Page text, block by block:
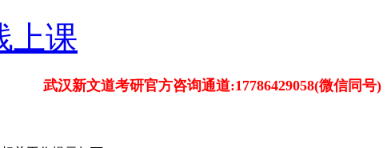
武汉新文道考研官方咨询通道:17786429058(微信同号)